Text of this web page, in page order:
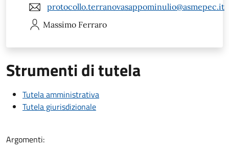
protocollo.terranovasappominulio@asmepec.it
Massimo Ferraro
Strumenti di tutela
Tutela amministrativa
Tutela giurisdizionale
Argomenti: